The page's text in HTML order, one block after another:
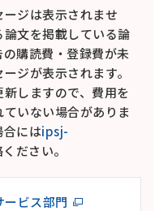
ジは表示されませ
文を掲載している論
購読費・登録費が未
ジが表示されます。
しますので、費用を
いない場合がありま
合にはipsj-
ださい。
ービス部門